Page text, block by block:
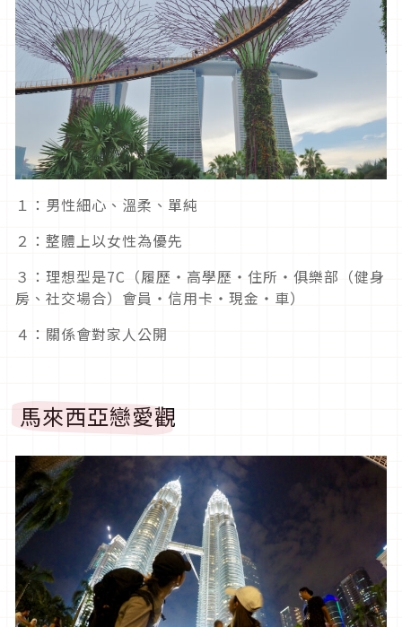
１：男性細心、溫柔、單純
２：整體上以女性為優先
３：理想型是7C（履歷・高學歷・住所・俱樂部（健身
房、社交場合）會員・信用卡・現金・車）
４：關係會對家人公開
馬來西亞戀愛觀